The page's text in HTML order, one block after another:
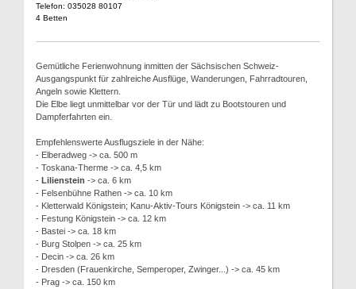
Telefon: 035028 80107
4 Betten
Gemütliche Ferienwohnung inmitten der Sächsischen Schweiz-
Ausgangspunkt für zahlreiche Ausflüge, Wanderungen, Fahrradtouren,
Angeln sowie Klettern.
Die Elbe liegt unmittelbar vor der Tür und lädt zu Bootstouren und
Dampferfahrten ein.
Empfehlenswerte Ausflugsziele in der Nähe:
- Elberadweg -> ca. 500 m
- Toskana-Therme -> ca. 4,5 km
- Lilienstein -> ca. 6 km
- Felsenbühne Rathen -> ca. 10 km
- Kletterwald Königstein; Kanu-Aktiv-Tours Königstein -> ca. 11 km
- Festung Königstein -> ca. 12 km
- Bastei -> ca. 18 km
- Burg Stolpen -> ca. 25 km
- Decin -> ca. 26 km
- Dresden (Frauenkirche, Semperoper, Zwinger...) -> ca. 45 km
- Prag -> ca. 150 km